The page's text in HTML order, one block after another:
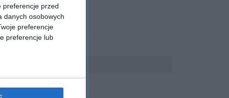
preferencje przed
danych osobowych
preferencje
preferencje lub